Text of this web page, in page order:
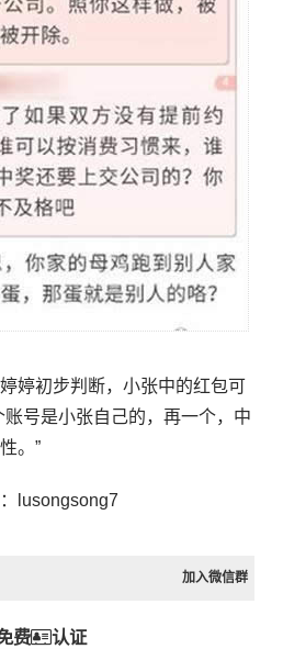
婷初步判断，小张中的红包可
账号是小张自己的，再一个，中
。”
lusongsong7
加入微信群
费 认证